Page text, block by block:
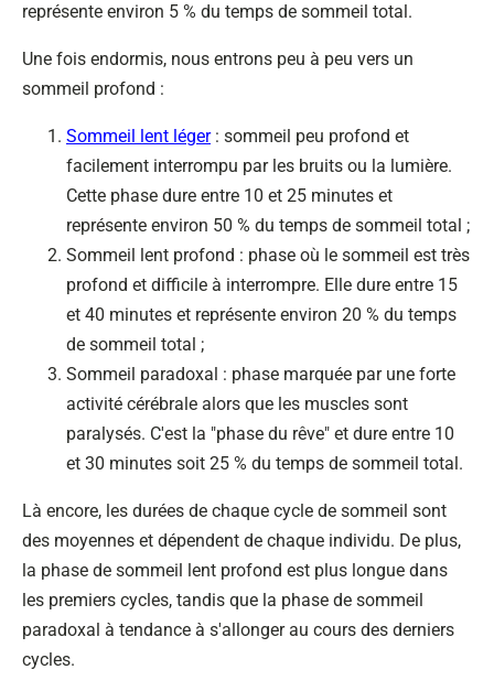
représente environ 5 % du temps de sommeil total.
Une fois endormis, nous entrons peu à peu vers un
sommeil profond :
Sommeil lent léger: sommeil peu profond et
facilement interrompu par les bruits ou la lumière.
Cette phase dure entre 10 et 25 minutes et
représente environ 50 % du temps de sommeil total ;
Sommeil lent profond : phase où le sommeil est très
profond et difficile à interrompre. Elle dure entre 15
et 40 minutes et représente environ 20 % du temps
de sommeil total ;
Sommeil paradoxal : phase marquée par une forte
activité cérébrale alors que les muscles sont
paralysés. C'est la "phase du rêve" et dure entre 10
et 30 minutes soit 25 % du temps de sommeil total.
Là encore, les durées de chaque cycle de sommeil sont
des moyennes et dépendent de chaque individu. De plus,
la phase de sommeil lent profond est plus longue dans
les premiers cycles, tandis que la phase de sommeil
paradoxal à tendance à s'allonger au cours des derniers
cycles.